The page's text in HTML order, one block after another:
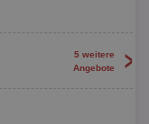
5 weitere
Angebote
>